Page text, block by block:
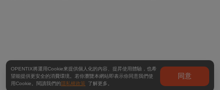
OPENTIX將運用Cookie來提供個人化的內容、提昇使用體驗，也希
望能提供更安全的消費環境。若你瀏覽本網站即表示你同意我們使
用Cookie。閱讀我們的隱私權政策 了解更多。
同意